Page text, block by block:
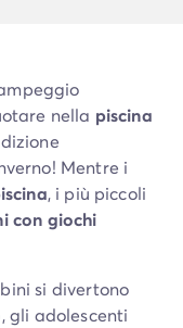
nella piscina
Mentre i
, i più piccoli
con giochi
si divertono
, gli adolescenti